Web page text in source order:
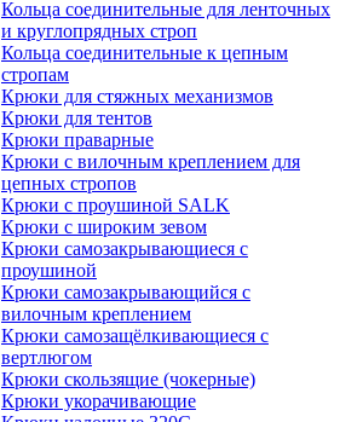
Кольца соединительные для ленточных
и круглопрядных строп
Кольца соединительные к цепным
стропам
Крюки для стяжных механизмов
Крюки для тентов
Крюки праварные
Крюки с вилочным креплением для
цепных стропов
Крюки с проушиной SALK
Крюки с широким зевом
Крюки самозакрывающиеся с
проушиной
Крюки самозакрывающийся с
вилочным креплением
Крюки самозащёлкивающиеся с
вертлюгом
Крюки скользящие (чокерные)
Крюки укорачивающие